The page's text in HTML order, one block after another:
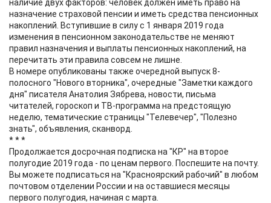
наличие двух факторов: человек должен иметь право на
назначение страховой пенсии и иметь средства пенсионных
накоплений. Вступившие в силу с 1 января 2019 года
изменения в пенсионном законодательстве не меняют
правил назначения и выплаты пенсионных накоплений, на
перечитать эти правила совсем не лишне.
В номере опубликованы также очередной выпуск 8-
полосного "Нового вторника", очередные "Заметки каждого
дня" писателя Анатолия Зябрева, новости, письма
читателей, гороскоп и ТВ-программа на предстоящую
неделю, тематические страницы "Телевечер", "Полезно
знать", объявления, сканворд.
* * *
Продолжается досрочная подписка на "КР" на второе
полугодие 2019 года - по ценам первого. Поспешите на почту.
Вы можете подписаться на "Красноярский рабочий" в любом
почтовом отделении России и на оставшиеся месяцы
первого полугодия, начиная с марта.